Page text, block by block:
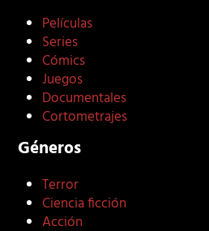
Películas
Series
Cómics
Juegos
Documentales
Cortometrajes
Géneros
Terror
Ciencia ficción
Acción